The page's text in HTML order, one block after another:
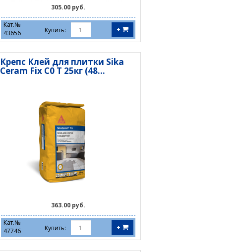
305.00 руб.
Кат.№
43656
Купить: +
Крепс Клей для плитки Sika
Ceram Fix C0 T 25кг (48...
363.00 руб.
Кат.№
47746
Купить: +